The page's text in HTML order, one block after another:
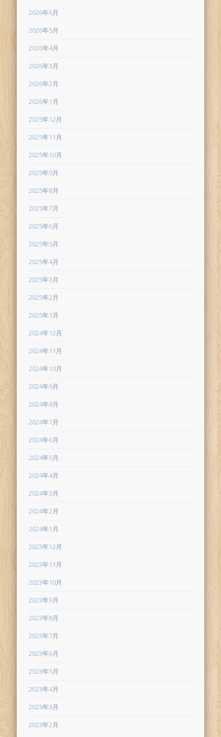
2026年6月
2026年5月
2026年4月
2026年3月
2026年2月
2026年1月
2025年12月
2025年11月
2025年10月
2025年9月
2025年8月
2025年7月
2025年6月
2025年5月
2025年4月
2025年3月
2025年2月
2025年1月
2024年12月
2024年11月
2024年10月
2024年9月
2024年8月
2024年7月
2024年6月
2024年5月
2024年4月
2024年3月
2024年2月
2024年1月
2023年12月
2023年11月
2023年10月
2023年9月
2023年8月
2023年7月
2023年6月
2023年5月
2023年4月
2023年3月
2023年2月